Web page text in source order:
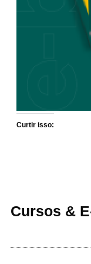
Curtir isso:
Cursos &